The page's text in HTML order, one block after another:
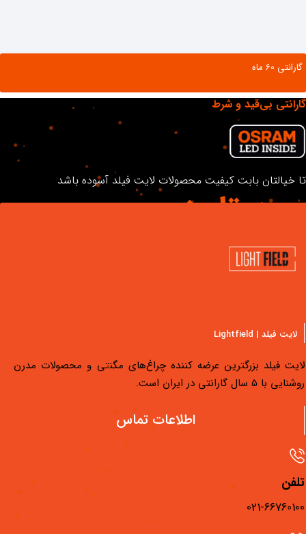
مشاهده محصول
گارانتی ‌60 ماه
گارانتی بی‌قید و شرط
تا خیالتان بابت کیفیت محصولات لایت فیلد آسوده باشد
سـه تا پنـج
سـال گارانتـی
لایت فیلد | Lightfield
لایت فیلد بزرگترین عرضه کننده چراغ‌های مگنتی و محصولات مدرن
روشنایی با 5 سال گارانتی در ایران است.
اطلاعات تماس
تلفن
021-66760100فیلم‌های آموزشی